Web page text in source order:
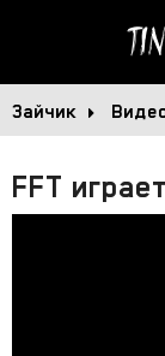
Зайчик
FFT